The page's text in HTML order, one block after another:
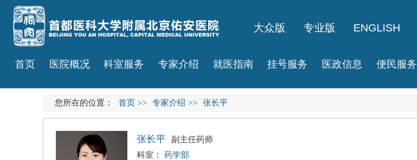
大众版 专业版 ENGLISH
首页 医院概况 科室服务 专家介绍 就医指南 挂号服务 医政信息 便民服务
您所在的位置： 首页 >> 专家介绍 >> 张长平
张长平
副主任药师
科室： 药学部